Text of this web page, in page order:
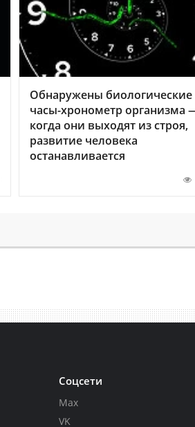
Обнаружены биологические
часы-хронометр организма
когда они выходят из строя,
развитие человека
останавливается
Соцсети
Max
VK